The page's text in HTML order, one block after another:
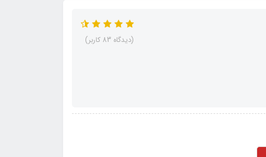
(دیدگاه 83 کاربر)